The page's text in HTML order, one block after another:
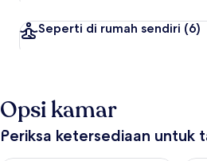
Seperti di rumah sendiri (6)
Opsi kamar
Periksa ketersediaan untuk